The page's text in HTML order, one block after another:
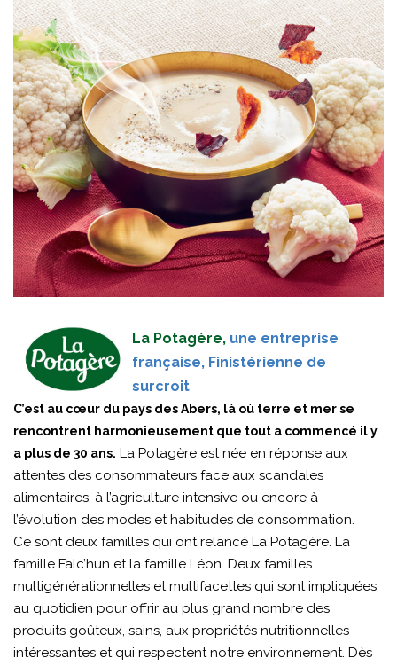
La Potagère, une entreprise
française, Finistérienne de
surcroit
C’est au cœur du pays des Abers, là où terre et mer se
rencontrent harmonieusement que tout a commencé il y
a plus de 30 ans. La Potagère est née en réponse aux
attentes des consommateurs face aux scandales
alimentaires, à l’agriculture intensive ou encore à
l’évolution des modes et habitudes de consommation.
Ce sont deux familles qui ont relancé La Potagère. La
famille Falc’hun et la famille Léon. Deux familles
multigénérationnelles et multifacettes qui sont impliquées
au quotidien pour offrir au plus grand nombre des
produits goûteux, sains, aux propriétés nutritionnelles
intéressantes et qui respectent notre environnement. Dès